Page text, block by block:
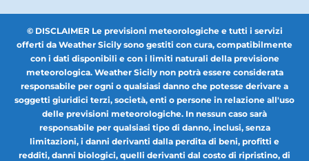
© DISCLAIMER Le previsioni meteorologiche e tutti i servizi
offerti da Weather Sicily sono gestiti con cura, compatibilmente
con i dati disponibili e con i limiti naturali della previsione
meteorologica. Weather Sicily non potrà essere considerata
responsabile per ogni o qualsiasi danno che potesse derivare a
soggetti giuridici terzi, società, enti o persone in relazione all'uso
delle previsioni meteorologiche. In nessun caso sarà
responsabile per qualsiasi tipo di danno, inclusi, senza
limitazioni, i danni derivanti dalla perdita di beni, profitti e
redditi, danni biologici, quelli derivanti dal costo di ripristino, di